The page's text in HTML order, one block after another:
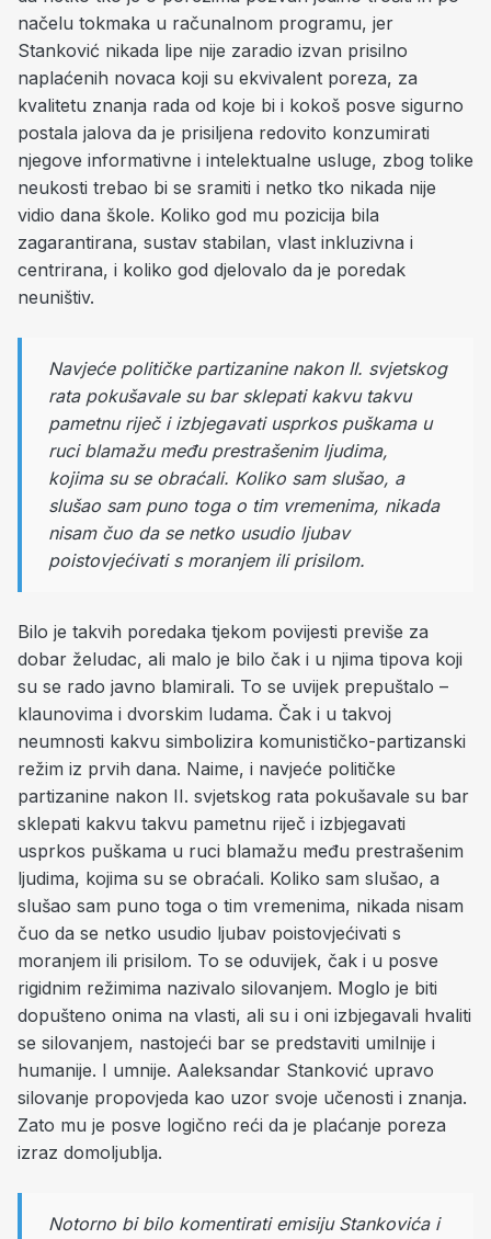
načelu tokmaka u računalnom programu, jer
Stanković nikada lipe nije zaradio izvan prisilno
naplaćenih novaca koji su ekvivalent poreza, za
kvalitetu znanja rada od koje bi i kokoš posve sigurno
postala jalova da je prisiljena redovito konzumirati
njegove informativne i intelektualne usluge, zbog tolike
neukosti trebao bi se sramiti i netko tko nikada nije
vidio dana škole. Koliko god mu pozicija bila
zagarantirana, sustav stabilan, vlast inkluzivna i
centrirana, i koliko god djelovalo da je poredak
neuništiv.
Navjeće političke partizanine nakon II. svjetskog
rata pokušavale su bar sklepati kakvu takvu
pametnu riječ i izbjegavati usprkos puškama u
ruci blamažu među prestrašenim ljudima,
kojima su se obraćali. Koliko sam slušao, a
slušao sam puno toga o tim vremenima, nikada
nisam čuo da se netko usudio ljubav
poistovjećivati s moranjem ili prisilom.
Bilo je takvih poredaka tjekom povijesti previše za
dobar želudac, ali malo je bilo čak i u njima tipova koji
su se rado javno blamirali. To se uvijek prepuštalo –
klaunovima i dvorskim ludama. Čak i u takvoj
neumnosti kakvu simbolizira komunističko-partizanski
režim iz prvih dana. Naime, i navjeće političke
partizanine nakon II. svjetskog rata pokušavale su bar
sklepati kakvu takvu pametnu riječ i izbjegavati
usprkos puškama u ruci blamažu među prestrašenim
ljudima, kojima su se obraćali. Koliko sam slušao, a
slušao sam puno toga o tim vremenima, nikada nisam
čuo da se netko usudio ljubav poistovjećivati s
moranjem ili prisilom. To se oduvijek, čak i u posve
rigidnim režimima nazivalo silovanjem. Moglo je biti
dopušteno onima na vlasti, ali su i oni izbjegavali hvaliti
se silovanjem, nastojeći bar se predstaviti umilnije i
humanije. I umnije. Aaleksandar Stanković upravo
silovanje propovjeda kao uzor svoje učenosti i znanja.
Zato mu je posve logično reći da je plaćanje poreza
izraz domoljublja.
Notorno bi bilo komentirati emisiju Stankovića i